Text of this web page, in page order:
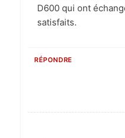
D600 qui ont
satisfaits.
RÉPONDRE